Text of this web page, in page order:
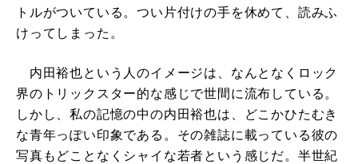
トルがついている。つい片付けの手を休めて、読みふ
けってしまった。
内田裕也という人のイメージは、なんとなくロック
界のトリックスター的な感じで世間に流布している。
しかし、私の記憶の中の内田裕也は、どこかひたむき
な青年っぽい印象である。その雑誌に載っている彼の
写真もどことなくシャイな若者という感じだ。半世紀